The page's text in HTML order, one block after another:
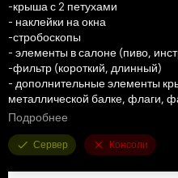
-крыша с 2 петухами
- наклейки на окна
-стробоскопы
- элементы в салоне (пиво,
-фильтр (короткий, длинный)
- дополнительные элементы
металлической балке, флаги,
-маркеры лестниц (белые,
Подробнее
Сервер Консоли